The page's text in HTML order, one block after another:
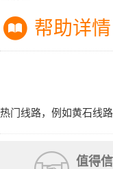
帮助详情
热门线路，例如黄石线
值得